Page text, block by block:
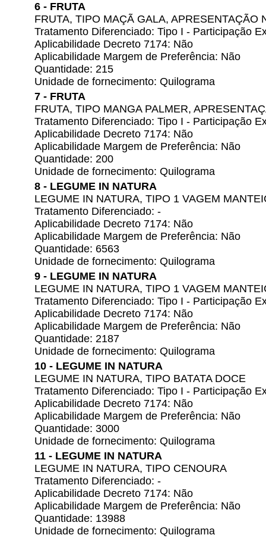
6 - FRUTA
FRUTA, TIPO MAÇÃ GALA, APRESENTAÇÃO
Tratamento Diferenciado: Tipo I - Participação
Aplicabilidade Decreto 7174: Não
Aplicabilidade Margem de Preferência: Não
Quantidade: 215
Unidade de fornecimento: Quilograma
7 - FRUTA
FRUTA, TIPO MANGA PALMER,
Tratamento Diferenciado: Tipo I - Participação
Aplicabilidade Decreto 7174: Não
Aplicabilidade Margem de Preferência: Não
Quantidade: 200
Unidade de fornecimento: Quilograma
8 - LEGUME IN NATURA
LEGUME IN NATURA, TIPO 1 VAGEM
Tratamento Diferenciado: -
Aplicabilidade Decreto 7174: Não
Aplicabilidade Margem de Preferência: Não
Quantidade: 6563
Unidade de fornecimento: Quilograma
9 - LEGUME IN NATURA
LEGUME IN NATURA, TIPO 1 VAGEM
Tratamento Diferenciado: Tipo I - Participação
Aplicabilidade Decreto 7174: Não
Aplicabilidade Margem de Preferência: Não
Quantidade: 2187
Unidade de fornecimento: Quilograma
10 - LEGUME IN NATURA
LEGUME IN NATURA, TIPO BATATA DOCE
Tratamento Diferenciado: Tipo I - Participação
Aplicabilidade Decreto 7174: Não
Aplicabilidade Margem de Preferência: Não
Quantidade: 3000
Unidade de fornecimento: Quilograma
11 - LEGUME IN NATURA
LEGUME IN NATURA, TIPO CENOURA
Tratamento Diferenciado: -
Aplicabilidade Decreto 7174: Não
Aplicabilidade Margem de Preferência: Não
Quantidade: 13988
Unidade de fornecimento: Quilograma